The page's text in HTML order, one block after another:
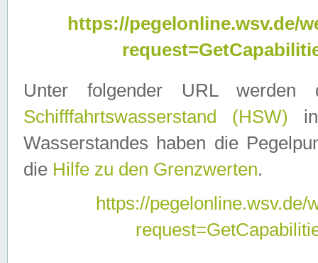
https://pegelonline.wsv.de/
Unter folgender URL
Schifffahrtswasserstand (HSW)
Wasserstandes haben die
die Hilfe zu den Grenzwerten.
https://